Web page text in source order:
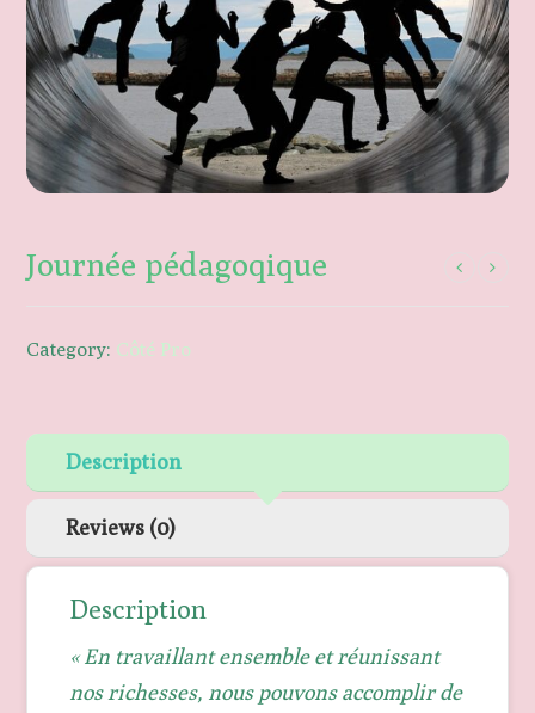
Journée pédagoqique
Category: Côté Pro
Description
Reviews (0)
Description
« En travaillant ensemble et réunissant
nos richesses, nous pouvons accomplir de